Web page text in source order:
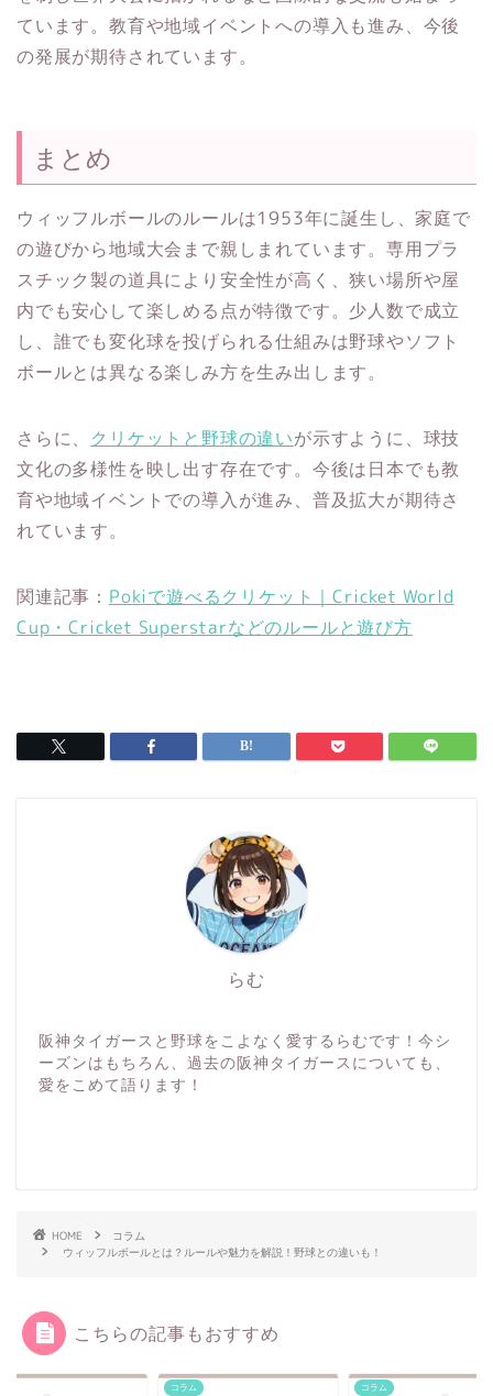
ています。教育や地域イベントへの導入も進み、今後
の発展が期待されています。
まとめ
ウィッフルボールのルールは1953年に誕生し、家庭で
の遊びから地域大会まで親しまれています。専用プラ
スチック製の道具により安全性が高く、狭い場所や屋
内でも安心して楽しめる点が特徴です。少人数で成立
し、誰でも変化球を投げられる仕組みは野球やソフト
ボールとは異なる楽しみ方を生み出します。
さらに、 クリケットと野球の違いが示すように、球技
文化の多様性を映し出す存在です。今後は日本でも教
育や地域イベントでの導入が進み、普及拡大が期待さ
れています。
関連記事： Pokiで遊べるクリケット｜Cricket World
Cup・Cricket Superstarなどのルールと遊び方
らむ
阪神タイガースと野球をこよなく愛するらむです！今シ
ーズンはもちろん、過去の阪神タイガースについても、
愛をこめて語ります！
HOME
コラム
ウィッフルボールとは？ルールや魅力を解説！野球との違いも！
こちらの記事もおすすめ
コラム コラム